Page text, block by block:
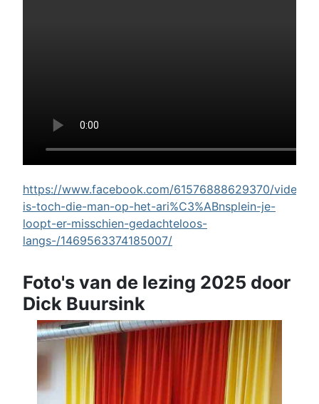
https://www.facebook.com/61576888629370/videos/
is-toch-die-man-op-het-ari%C3%ABnsplein-je-
loopt-er-misschien-gedachteloos-
langs-/1469563374185007/
Foto's van de lezing 2025 door
Dick Buursink